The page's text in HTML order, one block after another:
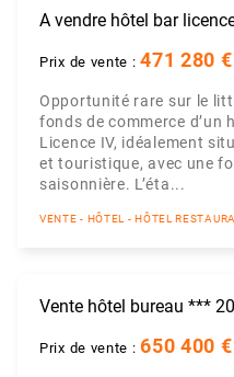
A vendre hôtel bar
Prix de vente :471 280 €
Opportunité rare sur le
fonds de commerce d’un
Licence IV, idéalement
et touristique, avec une
saisonnière. L’éta...
VENTE - HÔTEL - HÔTEL
Vente hôtel bureau ***
Prix de vente :650 400 €